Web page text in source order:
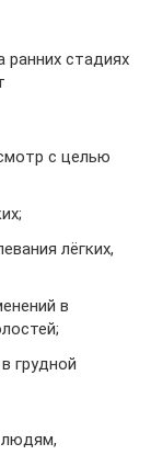
стадиях
с целью
лёгких,
в
грудной
людям,